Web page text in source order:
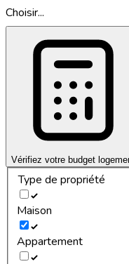
Choisir...
Vérifiez votre budget
Type de propriété
Maison
Appartement